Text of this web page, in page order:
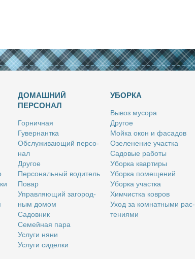
ДОМАШНИЙ
ПЕРСОНАЛ
Гор­нич­ная
Гу­вер­нант­ка
Об­слу­жи­ва­ю­щий пер­со­
нал
Дру­гое
Пер­со­наль­ный во­ди­тель
По­вар
Управ­ля­ю­щий за­го­род­
ным до­мом
Са­дов­ник
Се­мей­ная па­ра
Услу­ги ня­ни
Услу­ги си­дел­ки
УБОРКА
Вы­воз му­со­ра
Дру­гое
Мой­ка окон и фа­са­дов
Озе­ле­не­ние участ­ка
Са­до­вые ра­бо­ты
Убор­ка квар­ти­ры
Убор­ка по­ме­ще­ний
Убор­ка участ­ка
Хим­чист­ка ков­ров
Уход за ком­нат­ны­ми рас­
те­ни­я­ми